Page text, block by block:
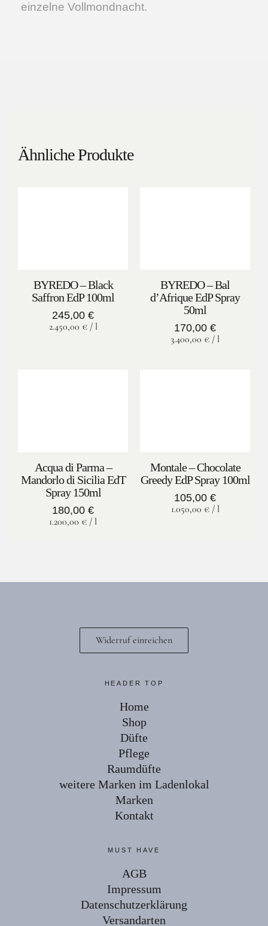
einzelne Vollmondnacht.
Ähnliche Produkte
BYREDO – Black
Saffron EdP 100ml
245,00 €
2.450,00 €/ l
BYREDO – Bal
d’Afrique EdP Spray
50ml
170,00 €
3.400,00 € / l
Acqua di Parma –
Mandorlo di Sicilia EdT
Spray 150ml
180,00 €
1.200,00 € / l
Montale – Chocolate
Greedy EdP Spray 100ml
105,00 €
1.050,00 €/ l
Widerruf einreichen
HEADER TOP
Home
Shop
Düfte
Pflege
Raumdüfte
weitere Marken im Ladenlokal
Marken
Kontakt
MUST HAVE
AGB
Impressum
Datenschutzerklärung
Versandarten